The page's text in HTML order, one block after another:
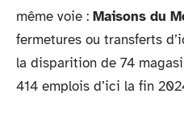
même voie : Maisons du
fermetures ou transferts
la disparition de 74
414 emplois d’ici la fin